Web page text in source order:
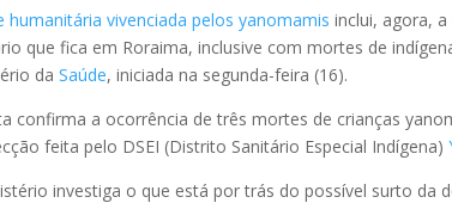
humanitária vivenciada pelos yanomamis inclui, agora,
que fica em Roraima, inclusive com mortes de
daSaúde, iniciada na segunda-feira (16).
confirma a ocorrência de três mortes de crianças
feita pelo DSEI (Distrito Sanitário Especial Indígena)
investiga o que está por trás do possível surto da